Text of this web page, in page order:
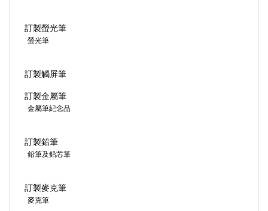
訂製螢光筆
螢光筆
訂製觸屏筆
訂製金屬筆
金屬筆紀念品
訂製鉛筆
鉛筆及鉛芯筆
訂製麥克筆
麥克筆